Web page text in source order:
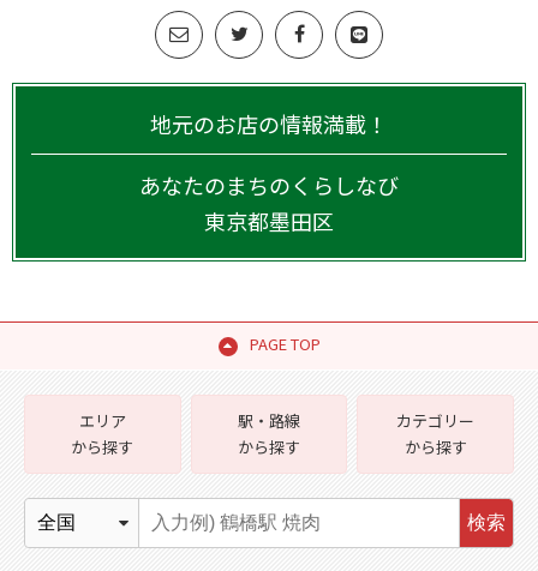
地元のお店の情報満載！
あなたのまちのくらしなび
東京都墨田区
PAGE TOP
エリア
から探す
駅・路線
から探す
カテゴリー
から探す
検索